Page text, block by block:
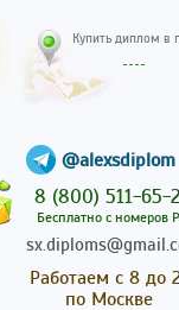
@alexsdiplom
8 (800) 511-65-
Бесплатно с номеров
Работаем с 8 до
по Москве